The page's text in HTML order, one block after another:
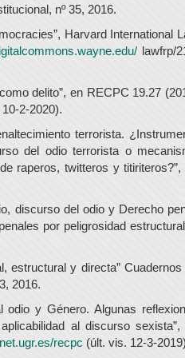
nº 35, 2016.
Harvard International
lawfrp/
delito”, en RECPC 19.27
2-2020).
terrorista.
del odio terrorista o
raperos, twitteros y titiriteros?”,
discurso del odio y Derecho
por peligrosidad
estructural y directa” Cuadernos
2016.
odio y Género. Algunas
al discurso sexista”,
recpc (últ. vis. 12-3-